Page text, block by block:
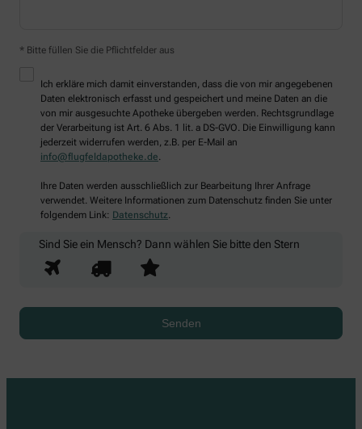
* Bitte füllen Sie die Pflichtfelder aus
Ich erkläre mich damit einverstanden, dass die von mir angegebenen
Daten elektronisch erfasst und gespeichert und meine Daten an die
von mir ausgesuchte Apotheke übergeben werden. Rechtsgrundlage
der Verarbeitung ist Art. 6 Abs. 1 lit. a DS-GVO. Die Einwilligung kann
jederzeit widerrufen werden, z.B. per E-Mail an
info@flugfeldapotheke.de.
Ihre Daten werden ausschließlich zur Bearbeitung Ihrer Anfrage
verwendet. Weitere Informationen zum Datenschutz finden Sie unter
folgendem Link: Datenschutz.
Sind Sie ein Mensch? Dann wählen Sie bitteden Stern